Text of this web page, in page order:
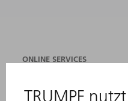
ONLINE SERVICES
STANDORTE